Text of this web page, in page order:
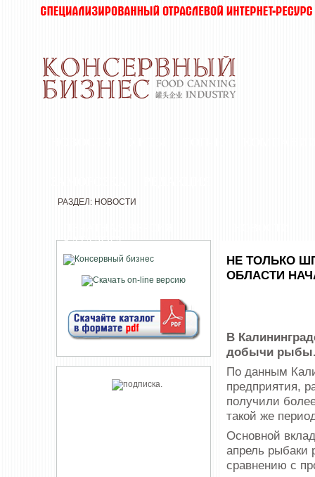
КАТАЛОГА
РАЗДЕЛ: НОВОСТИ
НЕ ТОЛЬКО
ОБЛАСТИ
В
добычи
По данным
предприятия,
получили
такой же
Основной
апрель рыбаки
сравнению с